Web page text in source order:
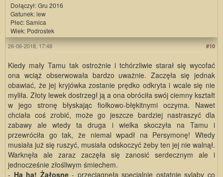
Dołączył: Gru 2016
Gatunek: lew
Płeć: Samica
Wiek: Podrostek
#10
26-06-2018, 17:48
Kiedy mały Tamu tak ostrożnie i tchórzliwie starał się wycofać
ona wciąż obserwowała bardzo uważnie. Zaczęła się jednak
obawiać, że jej kryjówka zostanie prędko odkryta i wcale się nie
myliła. Złoty lewek dostrzegł ją a ona obróciła swój ciemny kształt
w jego stronę błyskając fiołkowo-błękitnymi oczyma. Nawet
chciała coś zrobić, może go jeszcze bardziej nastraszyć dla
zabawy ale wtedy ta druga i wielka skoczyła na Tamu i
przewróciła go tak, że niemal wpadł na Persymonę! Wtedy
musiała już się ruszyć, musiała odskoczyć żeby ten jej nie walnął.
Warknęła ale zaraz zaczęła się zanosić serdecznym ale i
jednocześnie złośliwym śmiechem.
- Ha ha! Żałosne- przeciągnęła specjalnie ostatnie sylaby co